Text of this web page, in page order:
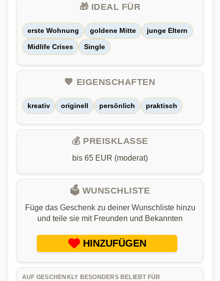
🎁 IDEAL FÜR
erste Wohnung goldene Mitte junge Eltern
Midlife Crises Single
💖 EIGENSCHAFTEN
kreativ originell persönlich praktisch
💰 PREISKLASSE
bis 65 EUR (moderat)
🗳️ WUNSCHLISTE
Füge das Geschenk zu deiner Wunschliste hinzu
und teile sie mit Freunden und Bekannten
HINZUFÜGEN
AUF GESCHENKLY BESONDERS BELIEBT FÜR